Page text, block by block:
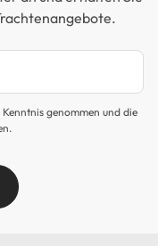
Kenntnis genommen und die